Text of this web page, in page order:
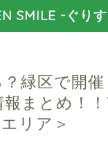
SMILE -ぐり
緑区で開催
まとめ！
リア＞